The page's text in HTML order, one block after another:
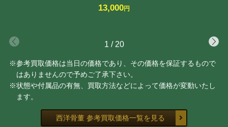
13,000円
1 / 20
※参考買取価格は当日の価格であり、その価格を保証するもので
はありませんので予めご了承下さい。
※状態や付属品の有無、買取方法などによって価格が変動いたし
ます。
西洋骨董 参考買取価格一覧を見る